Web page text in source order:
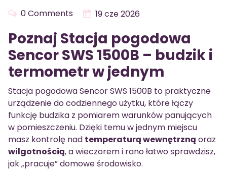
0 Comments 19 cze 2026
Poznaj Stacja pogodowa
Sencor SWS 1500B – budzik i
termometr w jednym
Stacja pogodowa Sencor SWS 1500B to praktyczne
urządzenie do codziennego użytku, które łączy
funkcję budzika z pomiarem warunków panujących
w pomieszczeniu. Dzięki temu w jednym miejscu
masz kontrolę nad temperaturą wewnętrzną oraz
wilgotnością, a wieczorem i rano łatwo sprawdzisz,
jak „pracuje” domowe środowisko.